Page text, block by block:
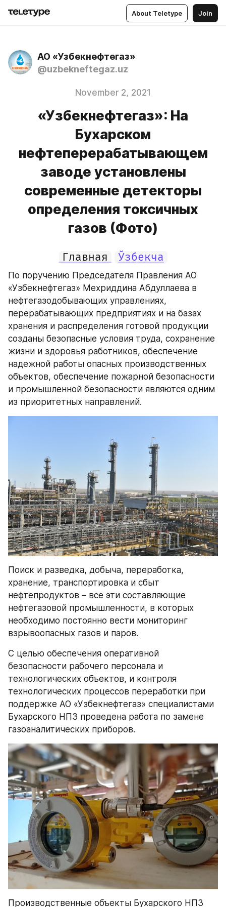
About Teletype Join
АО «Узбекнефтегаз»
@uzbekneftegaz.uz
November 2, 2021
«Узбекнефтегаз»: На
Бухарском
нефтеперерабатывающем
заводе установлены
современные детекторы
определения токсичных
газов (Фото)
Главная Ўзбекча
По поручению Председателя Правления АО
«Узбекнефтегаз» Мехриддина Абдуллаева в
нефтегазодобывающих управлениях,
перерабатывающих предприятиях и на базах
хранения и распределения готовой продукции
созданы безопасные условия труда, сохранение
жизни и здоровья работников, обеспечение
надежной работы опасных производственных
объектов, обеспечение пожарной безопасности
и промышленной безопасности являются одним
из приоритетных направлений.
Поиск и разведка, добыча, переработка,
хранение, транспортировка и сбыт
нефтепродуктов – все эти составляющие
нефтегазовой промышленности, в которых
необходимо постоянно вести мониторинг
взрывоопасных газов и паров.
С целью обеспечения оперативной
безопасности рабочего персонала и
технологических объектов, и контроля
технологических процессов переработки при
поддержке АО «Узбекнефтегаз» специалистами
Бухарского НПЗ проведена работа по замене
газоаналитических приборов.
Производственные объекты Бухарского НПЗ